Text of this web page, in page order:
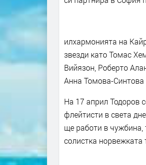
илхармонията на
звезди като Томас
Вийязон, Роберто
Анна Томова-Синтова
На 17 април Тодоров
флейтисти в света
ще работи в чужбина,
солистка норвежката